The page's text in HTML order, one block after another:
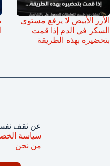
الأرز الأبيض لا يرفع مستوى
السكر في الدم إذا قمت
بتحضيره بهذه الطريقة
عن ثقف
سياسة
من نحن